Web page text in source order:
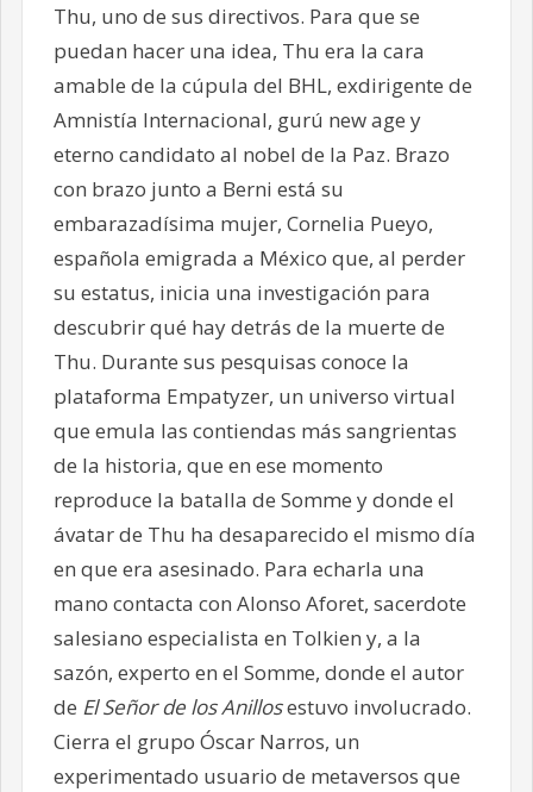
Thu, uno de sus directivos. Para que se
puedan hacer una idea, Thu era la cara
amable de la cúpula del BHL, exdirigente de
Amnistía Internacional, gurú new age y
eterno candidato al nobel de la Paz. Brazo
con brazo junto a Berni está su
embarazadísima mujer, Cornelia Pueyo,
española emigrada a México que, al perder
su estatus, inicia una investigación para
descubrir qué hay detrás de la muerte de
Thu. Durante sus pesquisas conoce la
plataforma Empatyzer, un universo virtual
que emula las contiendas más sangrientas
de la historia, que en ese momento
reproduce la batalla de Somme y donde el
ávatar de Thu ha desaparecido el mismo día
en que era asesinado. Para echarla una
mano contacta con Alonso Aforet, sacerdote
salesiano especialista en Tolkien y, a la
sazón, experto en el Somme, donde el autor
de El Señor de los Anillosestuvo involucrado.
Cierra el grupo Óscar Narros, un
experimentado usuario de metaversos que